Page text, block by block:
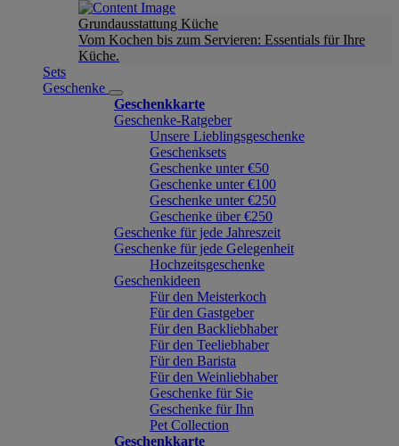
Grundausstattung Küche
Vom Kochen bis zum Servieren: Essentials für Ihre
Küche.
Sets
Geschenke
Geschenkkarte
Geschenke-Ratgeber
Unsere Lieblingsgeschenke
Geschenksets
Geschenke unter €50
Geschenke unter €100
Geschenke unter €250
Geschenke über €250
Geschenke für jede Jahreszeit
Geschenke für jede Gelegenheit
Hochzeitsgeschenke
Geschenkideen
Für den Meisterkoch
Für den Gastgeber
Für den Backliebhaber
Für den Teeliebhaber
Für den Barista
Für den Weinliebhaber
Geschenke für Sie
Geschenke für Ihn
Pet Collection
Geschenkkarte